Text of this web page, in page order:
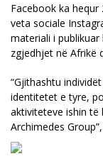
Facebook ka
veta sociale
materiali i
zgjedhjet në Afrikë
“Gjithashtu
identitetet e tyre,
aktiviteteve ishin të
Archimedes